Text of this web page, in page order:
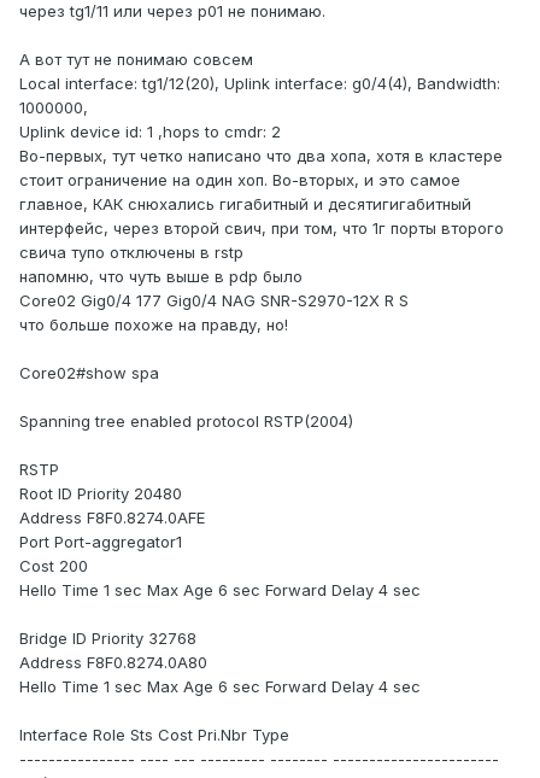
через tg1/11 или через p01 не понимаю.
А вот тут не понимаю совсем
Local interface: tg1/12(20), Uplink interface: g0/4(4), Bandwidth:
1000000,
Uplink device id: 1 ,hops to cmdr: 2
Во-первых, тут четко написано что два хопа, хотя в кластере
стоит ограничение на один хоп. Во-вторых, и это самое
главное, КАК снюхались гигабитный и десятигигабитный
интерфейс, через второй свич, при том, что 1г порты второго
свича тупо отключены в rstp
напомню, что чуть выше в pdp было
Core02 Gig0/4 177 Gig0/4 NAG SNR-S2970-12X R S
что больше похоже на правду, но!
Core02#show spa
Spanning tree enabled protocol RSTP(2004)
RSTP
Root ID Priority 20480
Address F8F0.8274.0AFE
Port Port-aggregator1
Cost 200
Hello Time 1 sec Max Age 6 sec Forward Delay 4 sec
Bridge ID Priority 32768
Address F8F0.8274.0A80
Hello Time 1 sec Max Age 6 sec Forward Delay 4 sec
Interface Role Sts Cost Pri.Nbr Type
---------------- ---- --- --------- -------- -----------------------